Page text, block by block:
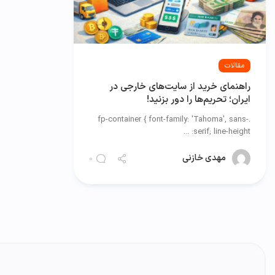
مقالات
راهنمای خرید از سایت‌های خارجی در
ایران؛ تحریم‌ها را دور بزنید!
.fp-container { font-family: 'Tahoma', sans-
serif; line-height: ...
مهدی خازنی 0